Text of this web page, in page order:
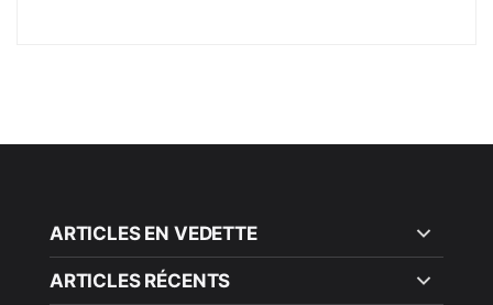
ARTICLES EN VEDETTE
ARTICLES RÉCENTS